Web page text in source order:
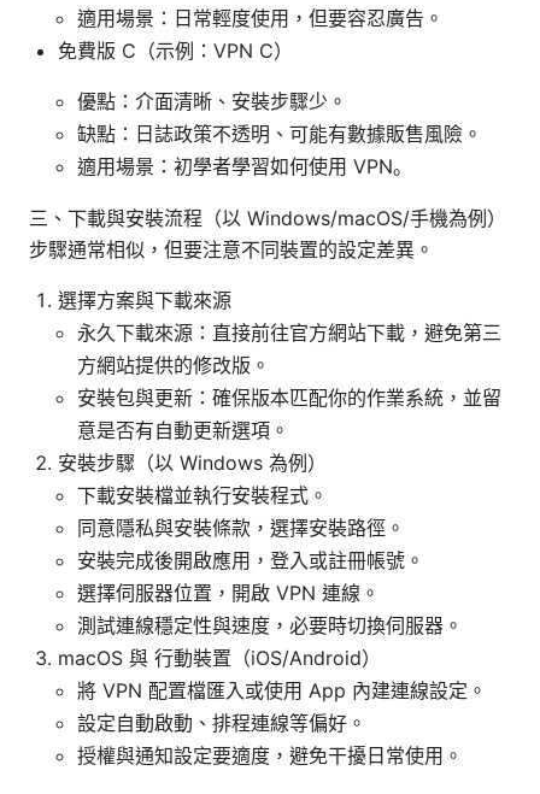
適用場景：日常輕度使用，但要容忍廣告。
免費版 C（示例：VPN C）
優點：介面清晰、安裝步驟少。
缺點：日誌政策不透明、可能有數據販售風險。
適用場景：初學者學習如何使用 VPN。
三、下載與安裝流程（以 Windows/macOS/手機為例）
步驟通常相似，但要注意不同裝置的設定差異。
選擇方案與下載來源
永久下載來源：直接前往官方網站下載，避免第三
方網站提供的修改版。
安裝包與更新：確保版本匹配你的作業系統，並留
意是否有自動更新選項。
安裝步驟（以 Windows 為例）
下載安裝檔並執行安裝程式。
同意隱私與安裝條款，選擇安裝路徑。
安裝完成後開啟應用，登入或註冊帳號。
選擇伺服器位置，開啟 VPN 連線。
測試連線穩定性與速度，必要時切換伺服器。
macOS 與 行動裝置（iOS/Android）
將 VPN 配置檔匯入或使用 App 內建連線設定。
設定自動啟動、排程連線等偏好。
授權與通知設定要適度，避免干擾日常使用。